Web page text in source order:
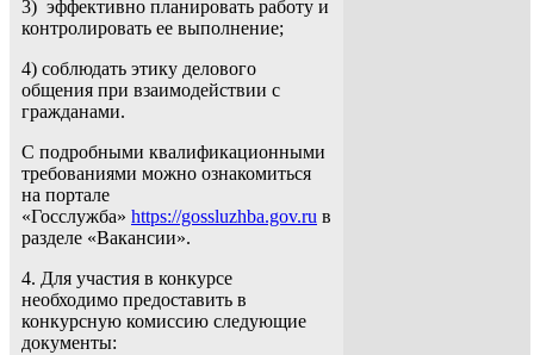
3) эффективно планировать работу и
контролировать ее выполнение;
4) соблюдать этику делового
общения при взаимодействии с
гражданами.
С подробными квалификационными
требованиями можно ознакомиться
на портале
«Госслужба» https://gossluzhba.gov.ru в
разделе «Вакансии».
4. Для участия в конкурсе
необходимо предоставить в
конкурсную комиссию следующие
документы: